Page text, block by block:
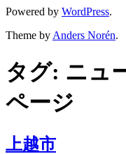
Powered by WordPress.
Theme by Anders Norén.
タグ: ニュ
ページ
上越市